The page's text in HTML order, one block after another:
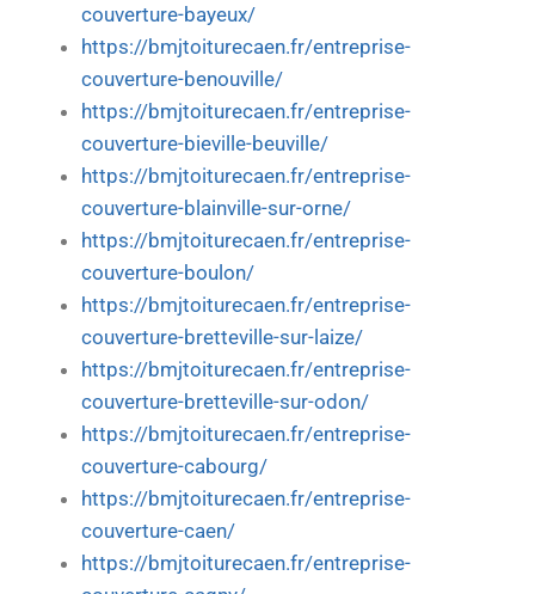
couverture-bayeux/
https://bmjtoiturecaen.fr/entreprise-
couverture-benouville/
https://bmjtoiturecaen.fr/entreprise-
couverture-bieville-beuville/
https://bmjtoiturecaen.fr/entreprise-
couverture-blainville-sur-orne/
https://bmjtoiturecaen.fr/entreprise-
couverture-boulon/
https://bmjtoiturecaen.fr/entreprise-
couverture-bretteville-sur-laize/
https://bmjtoiturecaen.fr/entreprise-
couverture-bretteville-sur-odon/
https://bmjtoiturecaen.fr/entreprise-
couverture-cabourg/
https://bmjtoiturecaen.fr/entreprise-
couverture-caen/
https://bmjtoiturecaen.fr/entreprise-